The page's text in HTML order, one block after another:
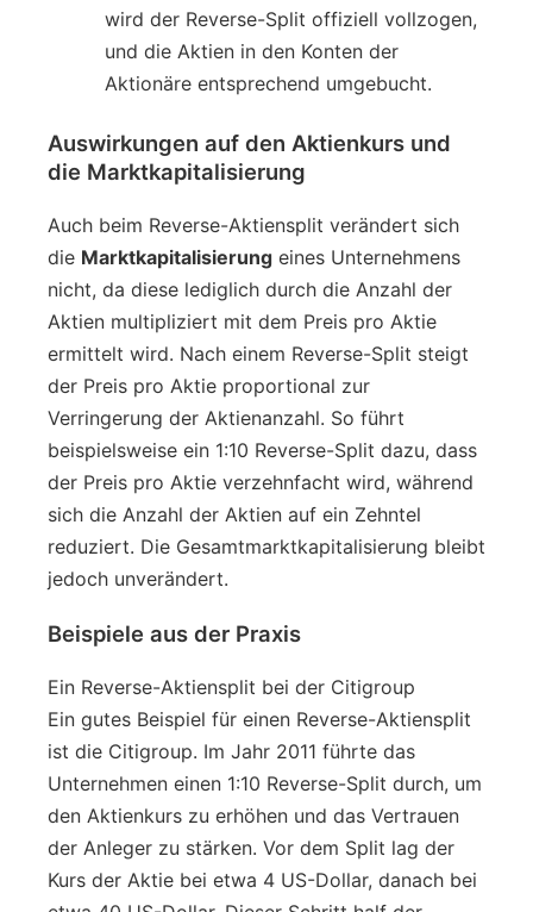
wird der Reverse-Split offiziell vollzogen,
und die Aktien in den Konten der
Aktionäre entsprechend umgebucht.
Auswirkungen auf den Aktienkurs und
die Marktkapitalisierung
Auch beim Reverse-Aktiensplit verändert sich
die Marktkapitalisierung eines Unternehmens
nicht, da diese lediglich durch die Anzahl der
Aktien multipliziert mit dem Preis pro Aktie
ermittelt wird. Nach einem Reverse-Split steigt
der Preis pro Aktie proportional zur
Verringerung der Aktienanzahl. So führt
beispielsweise ein 1:10 Reverse-Split dazu, dass
der Preis pro Aktie verzehnfacht wird, während
sich die Anzahl der Aktien auf ein Zehntel
reduziert. Die Gesamtmarktkapitalisierung bleibt
jedoch unverändert.
Beispiele aus der Praxis
Ein Reverse-Aktiensplit bei der Citigroup
Ein gutes Beispiel für einen Reverse-Aktiensplit
ist die Citigroup. Im Jahr 2011 führte das
Unternehmen einen 1:10 Reverse-Split durch, um
den Aktienkurs zu erhöhen und das Vertrauen
der Anleger zu stärken. Vor dem Split lag der
Kurs der Aktie bei etwa 4 US-Dollar, danach bei